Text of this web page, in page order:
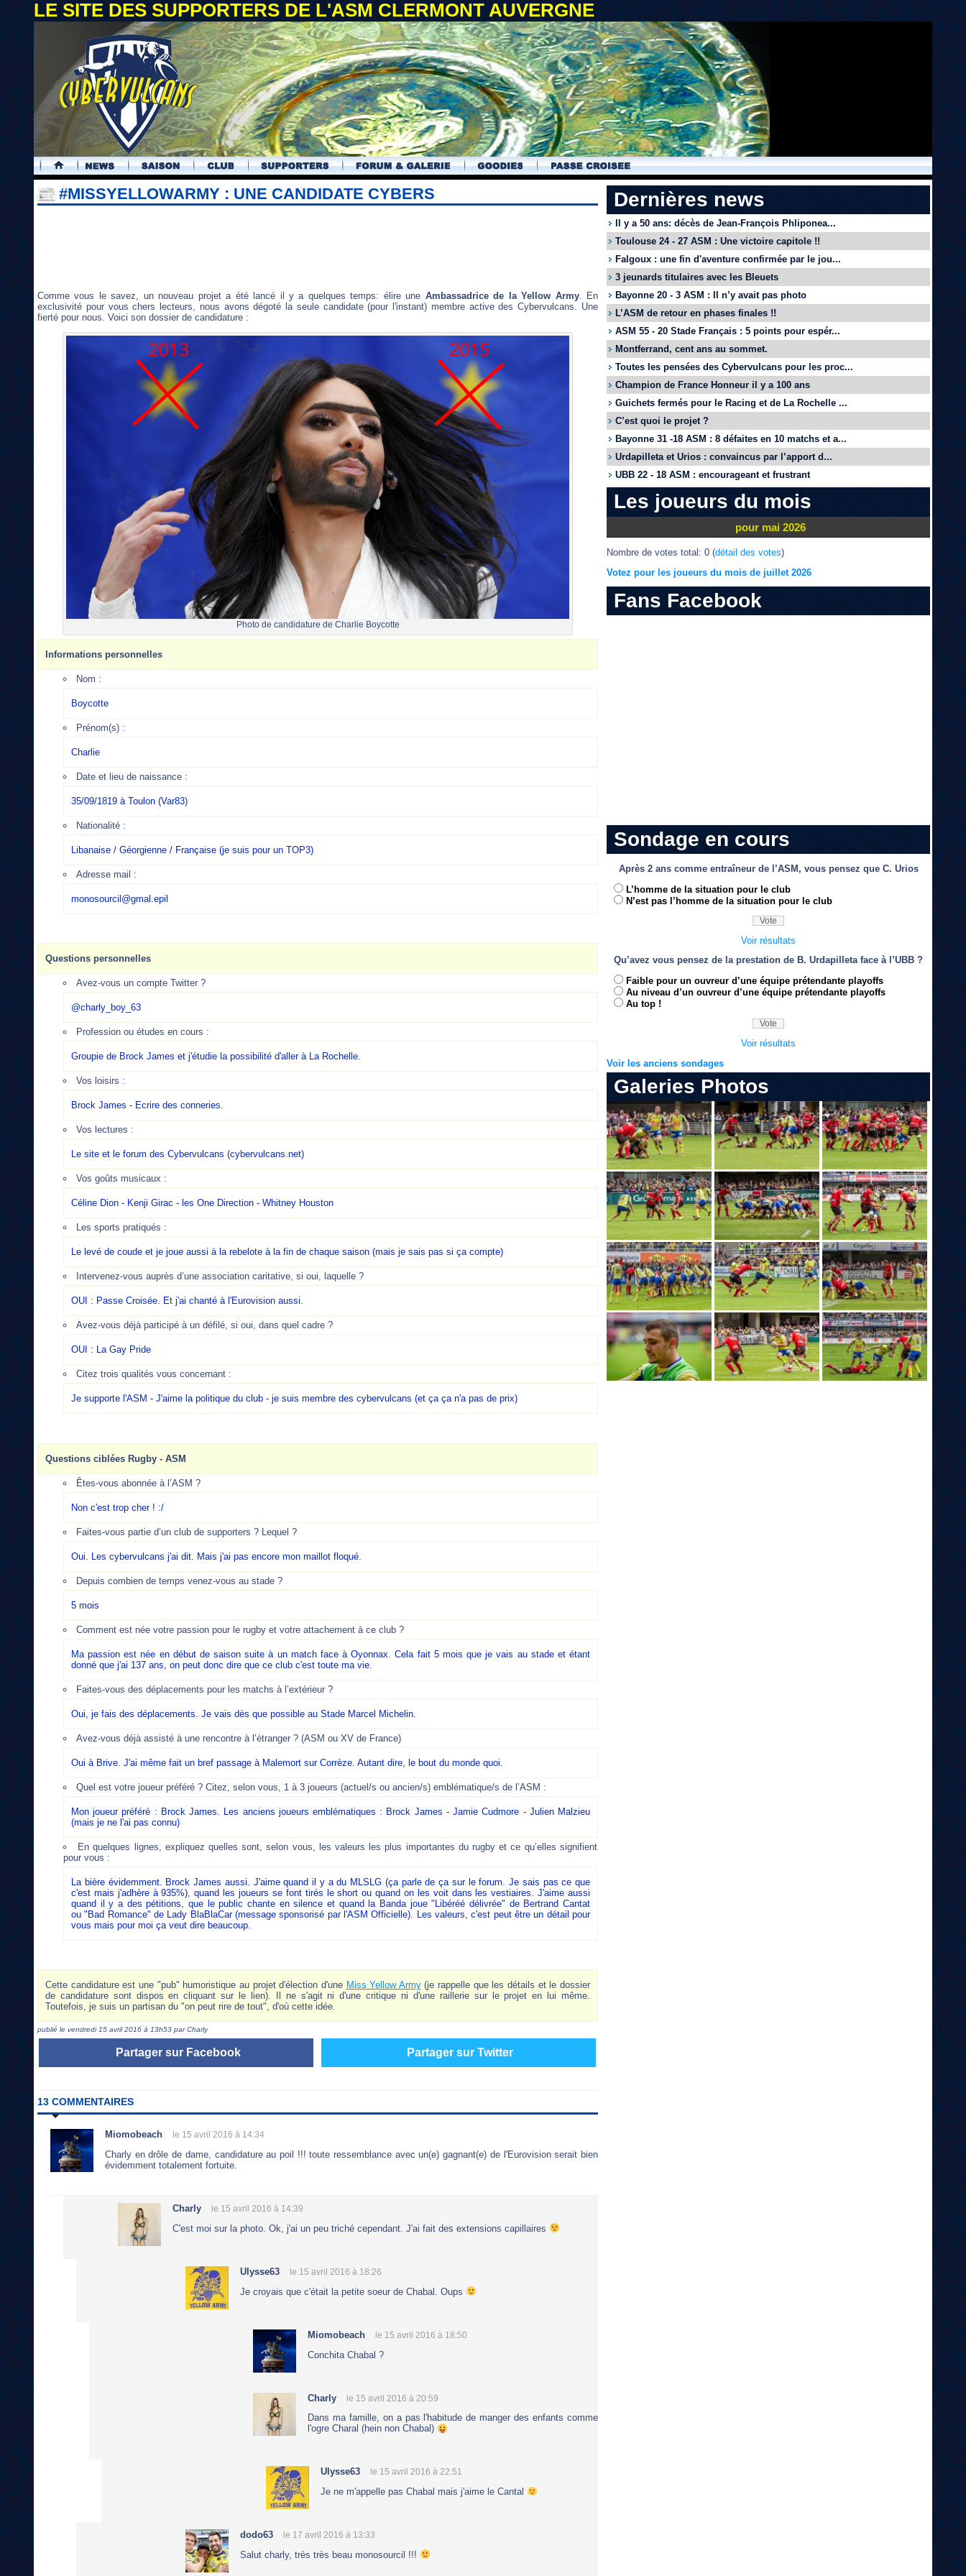
LE SITE DES SUPPORTERS DE L'ASM CLERMONT AUVERGNE
.
#MISSYELLOWARMY : UNE CANDIDATE CYBERS
Comme vous le savez, un nouveau projet a été lancé il y a quelques temps: élire une Ambassadrice de la Yellow Army. En
exclusivité pour vous chers lecteurs, nous avons dégoté la seule candidate (pour l'instant) membre active des Cybervulcans. Une
fierté pour nous. Voici son dossier de candidature :
Photo de candidature de Charlie Boycotte
Informations personnelles
Nom :
Boycotte
Prénom(s) :
Charlie
Date et lieu de naissance :
35/09/1819 à Toulon (Var83)
Nationalité :
Libanaise / Géorgienne / Française (je suis pour un TOP3)
Adresse mail :
monosourcil@gmal.epil
Questions personnelles
Avez-vous un compte Twitter ?
@charly_boy_63
Profession ou études en cours :
Groupie de Brock James et j'étudie la possibilité d'aller à La Rochelle.
Vos loisirs :
Brock James - Ecrire des conneries.
Vos lectures :
Le site et le forum des Cybervulcans (cybervulcans.net)
Vos goûts musicaux :
Céline Dion - Kenji Girac - les One Direction - Whitney Houston
Les sports pratiqués :
Le levé de coude et je joue aussi à la rebelote à la fin de chaque saison (mais je sais pas si ça compte)
Intervenez-vous auprès d’une association caritative, si oui, laquelle ?
OUI : Passe Croisée. Et j'ai chanté à l'Eurovision aussi.
Avez-vous déjà participé à un défilé, si oui, dans quel cadre ?
OUI : La Gay Pride
Citez trois qualités vous concernant :
Je supporte l'ASM - J'aime la politique du club - je suis membre des cybervulcans (et ça ça n'a pas de prix)
Questions ciblées Rugby - ASM
Êtes-vous abonnée à l’ASM ?
Non c'est trop cher ! :/
Faites-vous partie d’un club de supporters ? Lequel ?
Oui. Les cybervulcans j'ai dit. Mais j'ai pas encore mon maillot floqué.
Depuis combien de temps venez-vous au stade ?
5 mois
Comment est née votre passion pour le rugby et votre attachement à ce club ?
Ma passion est née en début de saison suite à un match face à Oyonnax. Cela fait 5 mois que je vais au stade et étant
donné que j'ai 137 ans, on peut donc dire que ce club c'est toute ma vie.
Faites-vous des déplacements pour les matchs à l’extérieur ?
Oui, je fais des déplacements. Je vais dès que possible au Stade Marcel Michelin.
Avez-vous déjà assisté à une rencontre à l’étranger ? (ASM ou XV de France)
Oui à Brive. J'ai même fait un bref passage à Malemort sur Corrèze. Autant dire, le bout du monde quoi.
Quel est votre joueur préféré ? Citez, selon vous, 1 à 3 joueurs (actuel/s ou ancien/s) emblématique/s de l’ASM :
Mon joueur préféré : Brock James. Les anciens joueurs emblématiques : Brock James - Jamie Cudmore - Julien Malzieu
(mais je ne l'ai pas connu)
En quelques lignes, expliquez quelles sont, selon vous, les valeurs les plus importantes du rugby et ce qu’elles signifient
pour vous :
La bière évidemment. Brock James aussi. J'aime quand il y a du MLSLG (ça parle de ça sur le forum. Je sais pas ce que
c'est mais j'adhère à 935%), quand les joueurs se font tirés le short ou quand on les voit dans les vestiaires. J'aime aussi
quand il y a des pétitions, que le public chante en silence et quand la Banda joue "Libéréé délivrée" de Bertrand Cantat
ou "Bad Romance" de Lady BlaBlaCar (message sponsorisé par l'ASM Officielle). Les valeurs, c'est peut être un détail pour
vous mais pour moi ça veut dire beaucoup.
Cette candidature est une "pub" humoristique au projet d'élection d'une Miss Yellow Army(je rappelle que les détails et le dossier
de candidature sont dispos en cliquant sur le lien). Il ne s'agit ni d'une critique ni d'une raillerie sur le projet en lui même.
Toutefois, je suis un partisan du "on peut rire de tout", d'où cette idée.
publié le vendredi 15 avril 2016 à 13h53 par Charly
Partager sur Facebook Partager sur Twitter
13 COMMENTAIRES
Miomobeach le 15 avril 2016 à 14:34
Charly en drôle de dame, candidature au poil !!! toute ressemblance avec un(e) gagnant(e) de l'Eurovision serait bien
évidemment totalement fortuite.
Charly le 15 avril 2016 à 14:39
C'est moi sur la photo. Ok, j'ai un peu triché cependant. J'ai fait des extensions capillaires
Ulysse63 le 15 avril 2016 à 18:26
Je croyais que c'était la petite soeur de Chabal. Oups
Miomobeach le 15 avril 2016 à 18:50
Conchita Chabal ?
Charly le 15 avril 2016 à 20:59
Dans ma famille, on a pas l'habitude de manger des enfants comme
l'ogre Charal (hein non Chabal)
Ulysse63 le 15 avril 2016 à 22:51
Je ne m'appelle pas Chabal mais j'aime le Cantal
dodo63 le 17 avril 2016 à 13:33
Salut charly, très très beau monosourcil !!!
Dernières news
Il y a 50 ans: décès de Jean-François Phliponea...
Toulouse 24 - 27 ASM : Une victoire capitole !!
Falgoux : une fin d'aventure confirmée par le jou...
3 jeunards titulaires avec les Bleuets
Bayonne 20 - 3 ASM : Il n’y avait pas photo
L’ASM de retour en phases finales !!
ASM 55 - 20 Stade Français : 5 points pour espér...
Montferrand, cent ans au sommet.
Toutes les pensées des Cybervulcans pour les proc...
Champion de France Honneur il y a 100 ans
Guichets fermés pour le Racing et de La Rochelle ...
C’est quoi le projet ?
Bayonne 31 -18 ASM : 8 défaites en 10 matchs et a...
Urdapilleta et Urios : convaincus par l’apport d...
UBB 22 - 18 ASM : encourageant et frustrant
Les joueurs du mois
pour mai 2026
Nombre de votes total: 0 (détail des votes)
Votez pour les joueurs du mois de juillet 2026
Fans Facebook
Sondage en cours
Après 2 ans comme entraîneur de l’ASM, vous pensez que C. Urios
L’homme de la situation pour le club
N’est pas l’homme de la situation pour le club
Voir résultats
Qu’avez vous pensez de la prestation de B. Urdapilleta face à l’UBB ?
Faible pour un ouvreur d’une équipe prétendante playoffs
Au niveau d’un ouvreur d’une équipe prétendante playoffs
Au top !
Voir résultats
Voir les anciens sondages
Galeries Photos